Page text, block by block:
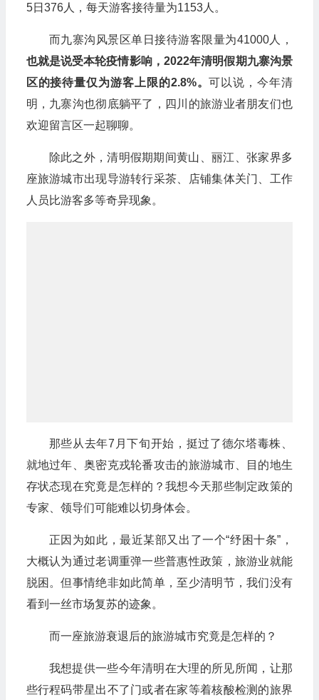
5日376人，每天游客接待量为1153人。
而九寨沟风景区单日接待游客限量为41000人，
也就是说受本轮疫情影响，2022年清明假期九寨沟景
区的接待量仅为游客上限的2.8%。可以说，今年清
明，九寨沟也彻底躺平了，四川的旅游业者朋友们也
欢迎留言区一起聊聊。
除此之外，清明假期期间黄山、丽江、张家界多
座旅游城市出现导游转行采茶、店铺集体关门、工作
人员比游客多等奇异现象。
那些从去年7月下旬开始，挺过了德尔塔毒株、
就地过年、奥密克戎轮番攻击的旅游城市、目的地生
存状态现在究竟是怎样的？我想今天那些制定政策的
专家、领导们可能难以切身体会。
正因为如此，最近某部又出了一个“纾困十条”，
大概认为通过老调重弹一些普惠性政策，旅游业就能
脱困。但事情绝非如此简单，至少清明节，我们没有
看到一丝市场复苏的迹象。
而一座旅游衰退后的旅游城市究竟是怎样的？
我想提供一些今年清明在大理的所见所闻，让那
些行程码带星出不了门或者在家等着核酸检测的旅界